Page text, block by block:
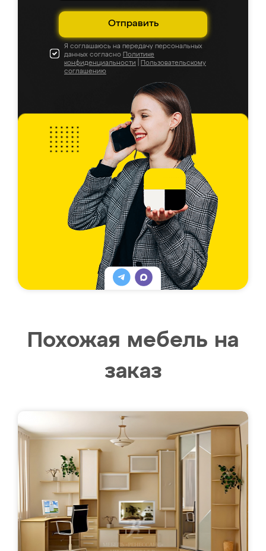
Отправить
Я соглашаюсь на передачу персональных
данных согласно Политике
конфиденциальности
Пользовательскому
соглашению
Похожая мебель на
заказ